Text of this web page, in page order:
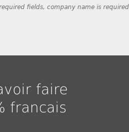
fields, company name is required
faire
francais